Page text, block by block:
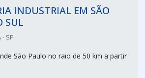
INDUSTRIAL EM SÃO
SUL
- SP
São Paulo no raio de 50 km a partir